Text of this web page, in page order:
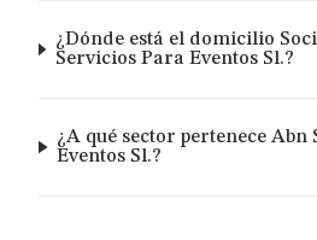
¿Dónde está el domicilio
Servicios Para Eventos Sl.?
¿A qué sector pertenece Abn
Eventos Sl.?